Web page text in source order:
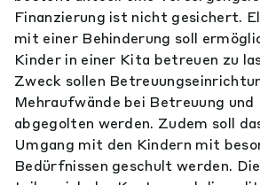
Finanzierung ist nicht gesichert.
mit einer Behinderung soll
Kinder in einer Kita betreuen zu
Zweck sollen
Mehraufwände bei Betreuung und
abgegolten werden. Zudem soll
Umgang mit den Kindern mit
Bedürfnissen geschult werden.